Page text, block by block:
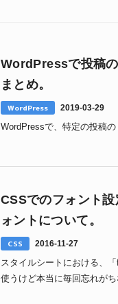
WordPressで投稿の
まとめ。
WordPress 2019-03-29
WordPressで、特定の投稿の
CSSでのフォント
ォントについて。
CSS 2016-11-27
スタイルシートにおける、
使うけど本当に毎回忘れが